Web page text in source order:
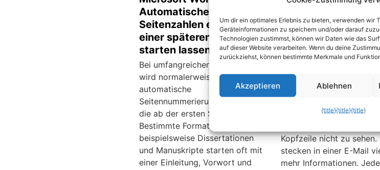
Automatische
Seitenzahlen erst ab
einer späteren Seite
starten lassen
Bei umfangreichen Dokumenten
wird normalerweise die
automatische
Seitennummerierung eingesetzt,
die ab der ersten Seite startet.
Bestimmte Formate, wie
beispielsweise Dissertationen
und Manuskripte starten oft mit
einer Einleitung, Vorwort und
Mail-Server und
Informationen aus
Header einer E-Mail
anzeigen
Im Posteingang zeigt sich
Outlook nicht besonders
Absenderadresse und
Kopfzeile nicht zu sehen.
stecken in einer E-Mail
mehr Informationen.
Um dir ein optimales Erlebnis zu bieten, verwenden wir
Geräteinformationen zu speichern und/oder darauf
Technologien zustimmst, können wir Daten wie das
auf dieser Website verarbeiten. Wenn du deine
zurückziehst, können bestimmte Merkmale und
Akzeptieren Ablehnen
{title}{title}{title}